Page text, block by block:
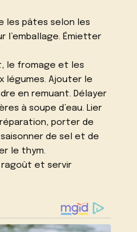
les pâtes selon les
l’emballage. Émietter
le fromage et les
légumes. Ajouter le
en remuant. Délayer
à soupe d’eau. Lier
porter de
de sel et de
le thym.
ragoût et servir